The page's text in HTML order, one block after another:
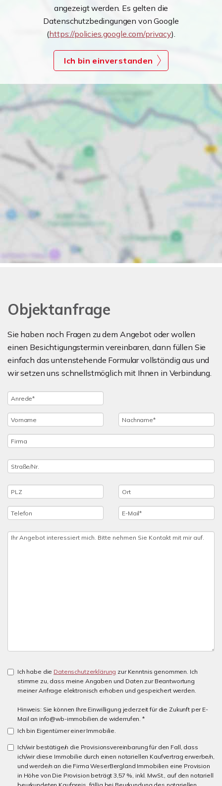
angezeigt werden. Es gelten die
Datenschutzbedingungen von Google
(https://policies.google.com/privacy).
Ich bin einverstanden
Objektanfrage
Sie haben noch Fragen zu dem Angebot oder wollen
einen Besichtigungstermin vereinbaren, dann füllen Sie
einfach das untenstehende Formular vollständig aus und
wir setzen uns schnellstmöglich mit Ihnen in Verbindung.
Ich habe die Datenschutzerklärung zur Kenntnis genommen. Ich
stimme zu, dass meine Angaben und Daten zur Beantwortung
meiner Anfrage elektronisch erhoben und gespeichert werden.
Hinweis: Sie können Ihre Einwilligung jederzeit für die Zukunft per E-
Mail an info@wb-immobilien.de widerrufen. *
Ich bin Eigentümer einer Immobilie.
Ich/wir bestätige/n die Provisionsvereinbarung für den Fall, dass
ich/wir diese Immobilie durch einen notariellen Kaufvertrag erwerbe/n,
und werde/n an die Firma WeserBergland Immobilien eine Provision
in Höhe von Die Provision beträgt 3,57 %, inkl. MwSt., auf den notariell